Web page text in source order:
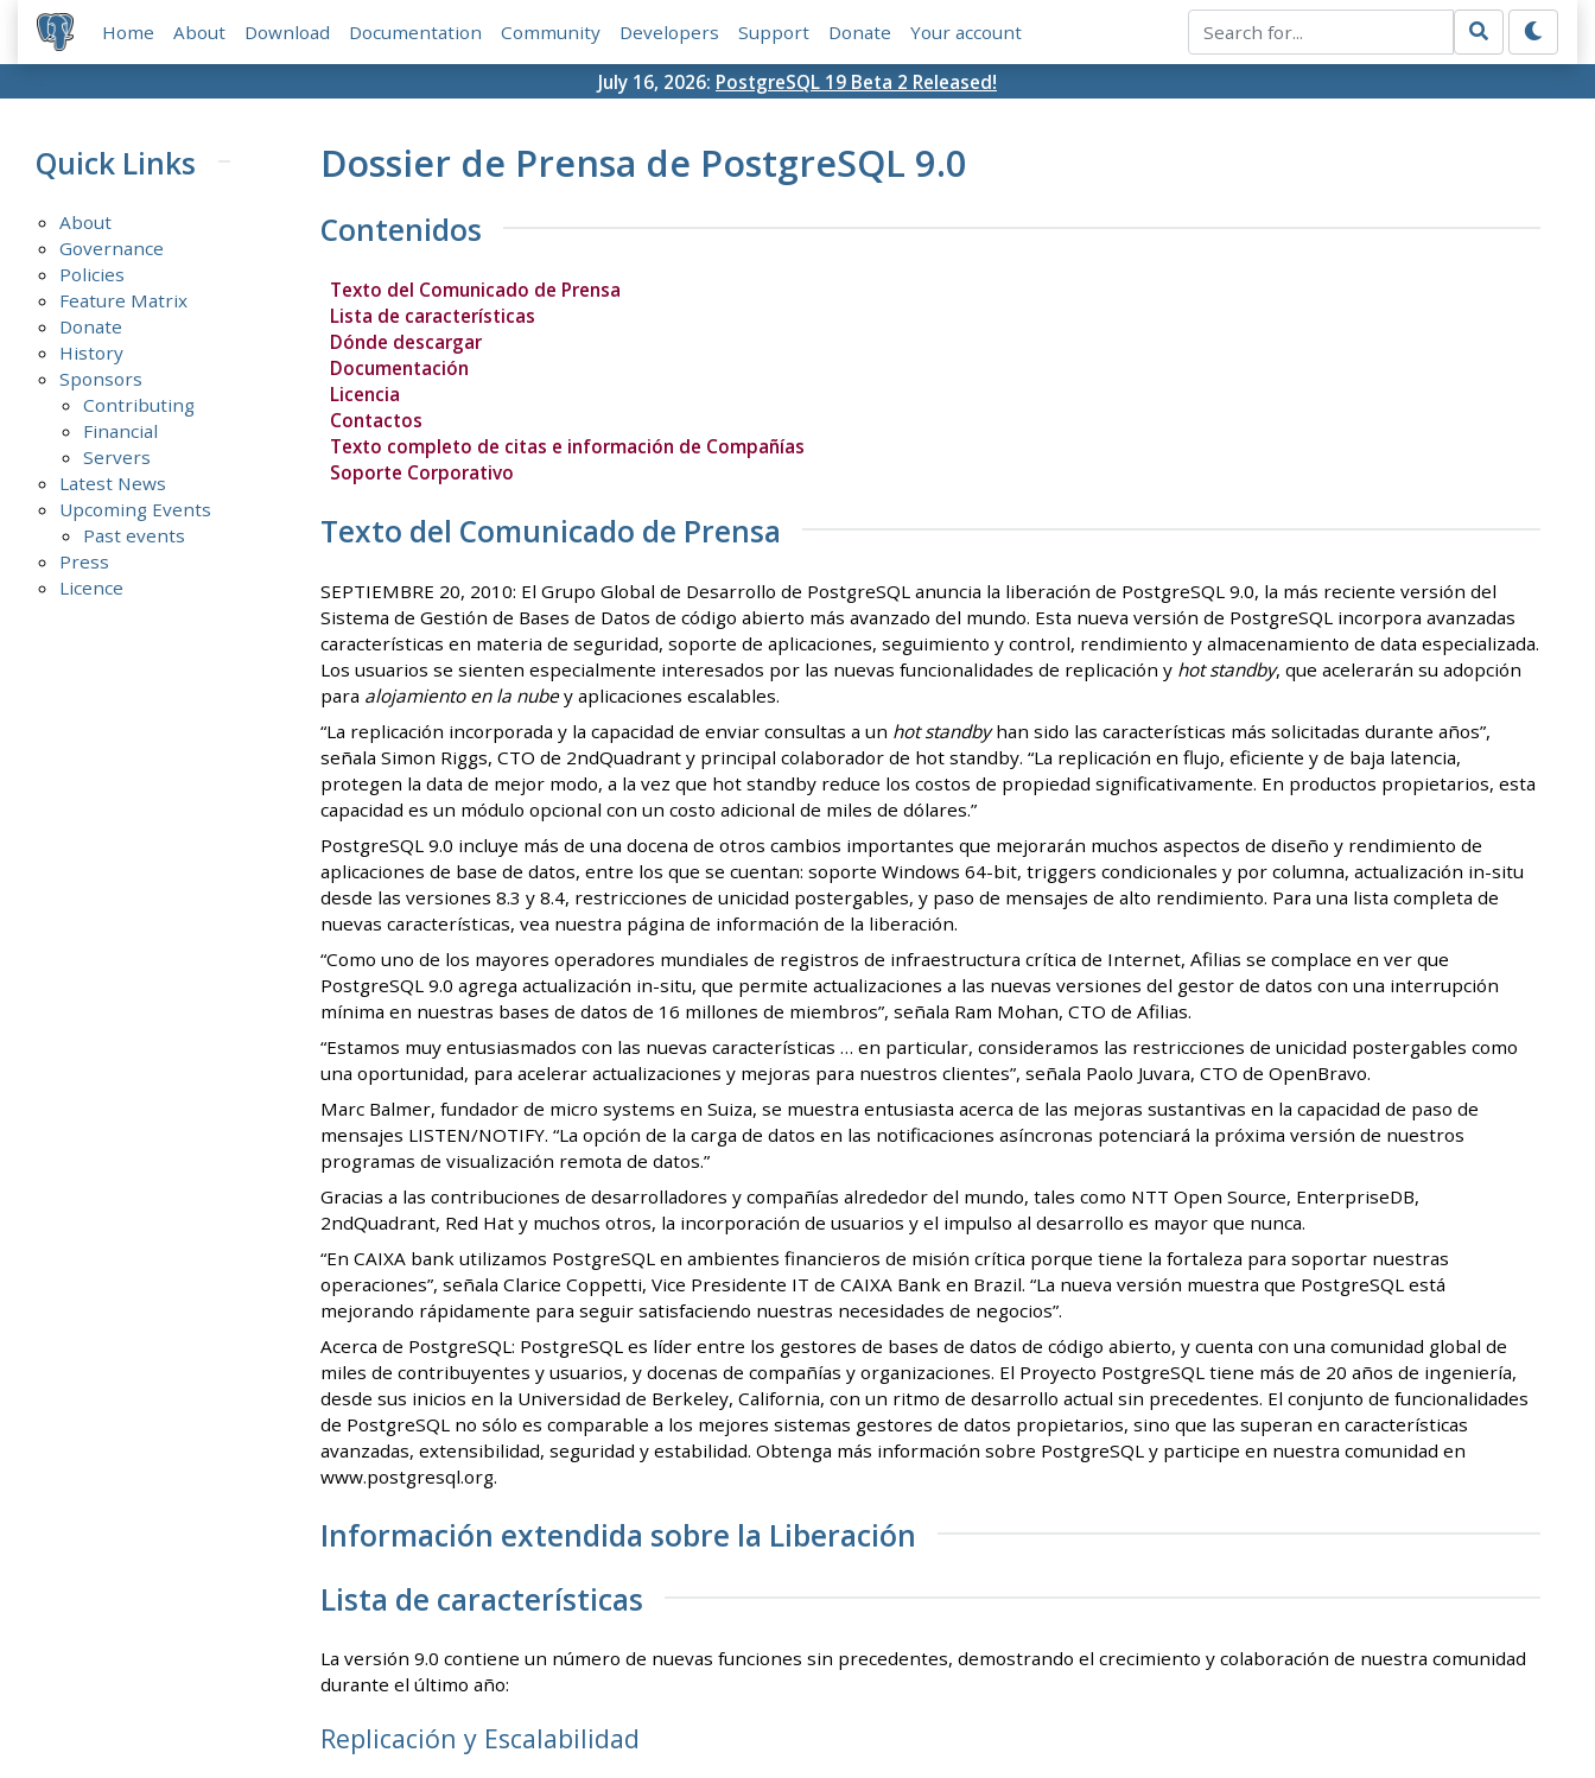
Home About Download Documentation Community Developers Support Donate Your account
July 16, 2026: PostgreSQL 19 Beta 2 Released!
Quick Links
About
Governance
Policies
Feature Matrix
Donate
History
Sponsors
Contributing
Financial
Servers
Latest News
Upcoming Events
Past events
Press
Licence
Dossier de Prensa de PostgreSQL 9.0
Contenidos
Texto del Comunicado de Prensa
Lista de características
Dónde descargar
Documentación
Licencia
Contactos
Texto completo de citas e información de Compañías
Soporte Corporativo
Texto del Comunicado de Prensa
SEPTIEMBRE 20, 2010: El Grupo Global de Desarrollo de PostgreSQL anuncia la liberación de PostgreSQL 9.0, la más reciente versión del
Sistema de Gestión de Bases de Datos de código abierto más avanzado del mundo. Esta nueva versión de PostgreSQL incorpora avanzadas
características en materia de seguridad, soporte de aplicaciones, seguimiento y control, rendimiento y almacenamiento de data especializada.
Los usuarios se sienten especialmente interesados por las nuevas funcionalidades de replicación y hot standby, que acelerarán su adopción
para alojamiento en la nubey aplicaciones escalables.
“La replicación incorporada y la capacidad de enviar consultas a un hot standbyhan sido las características más solicitadas durante años”,
señala Simon Riggs, CTO de 2ndQuadrant y principal colaborador de hot standby. “La replicación en flujo, eficiente y de baja latencia,
protegen la data de mejor modo, a la vez que hot standby reduce los costos de propiedad significativamente. En productos propietarios, esta
capacidad es un módulo opcional con un costo adicional de miles de dólares.”
PostgreSQL 9.0 incluye más de una docena de otros cambios importantes que mejorarán muchos aspectos de diseño y rendimiento de
aplicaciones de base de datos, entre los que se cuentan: soporte Windows 64-bit, triggers condicionales y por columna, actualización in-situ
desde las versiones 8.3 y 8.4, restricciones de unicidad postergables, y paso de mensajes de alto rendimiento. Para una lista completa de
nuevas características, vea nuestra página de información de la liberación.
“Como uno de los mayores operadores mundiales de registros de infraestructura crítica de Internet, Afilias se complace en ver que
PostgreSQL 9.0 agrega actualización in-situ, que permite actualizaciones a las nuevas versiones del gestor de datos con una interrupción
mínima en nuestras bases de datos de 16 millones de miembros”, señala Ram Mohan, CTO de Afilias.
“Estamos muy entusiasmados con las nuevas características … en particular, consideramos las restricciones de unicidad postergables como
una oportunidad, para acelerar actualizaciones y mejoras para nuestros clientes”, señala Paolo Juvara, CTO de OpenBravo.
Marc Balmer, fundador de micro systems en Suiza, se muestra entusiasta acerca de las mejoras sustantivas en la capacidad de paso de
mensajes LISTEN/NOTIFY. “La opción de la carga de datos en las notificaciones asíncronas potenciará la próxima versión de nuestros
programas de visualización remota de datos.”
Gracias a las contribuciones de desarrolladores y compañías alrededor del mundo, tales como NTT Open Source, EnterpriseDB,
2ndQuadrant, Red Hat y muchos otros, la incorporación de usuarios y el impulso al desarrollo es mayor que nunca.
“En CAIXA bank utilizamos PostgreSQL en ambientes financieros de misión crítica porque tiene la fortaleza para soportar nuestras
operaciones”, señala Clarice Coppetti, Vice Presidente IT de CAIXA Bank en Brazil. “La nueva versión muestra que PostgreSQL está
mejorando rápidamente para seguir satisfaciendo nuestras necesidades de negocios”.
Acerca de PostgreSQL: PostgreSQL es líder entre los gestores de bases de datos de código abierto, y cuenta con una comunidad global de
miles de contribuyentes y usuarios, y docenas de compañías y organizaciones. El Proyecto PostgreSQL tiene más de 20 años de ingeniería,
desde sus inicios en la Universidad de Berkeley, California, con un ritmo de desarrollo actual sin precedentes. El conjunto de funcionalidades
de PostgreSQL no sólo es comparable a los mejores sistemas gestores de datos propietarios, sino que las superan en características
avanzadas, extensibilidad, seguridad y estabilidad. Obtenga más información sobre PostgreSQL y participe en nuestra comunidad en
www.postgresql.org.
Información extendida sobre la Liberación
Lista de características
La versión 9.0 contiene un número de nuevas funciones sin precedentes, demostrando el crecimiento y colaboración de nuestra comunidad
durante el último año:
Replicación y Escalabilidad